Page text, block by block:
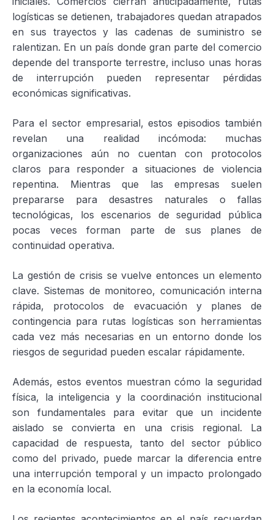
logísticas se detienen, trabajadores quedan atrapados
en sus trayectos y las cadenas de suministro se
ralentizan. En un país donde gran parte del comercio
depende del transporte terrestre, incluso unas horas
de interrupción pueden representar pérdidas
económicas significativas.
Para el sector empresarial, estos episodios también
revelan una realidad incómoda: muchas
organizaciones aún no cuentan con protocolos
claros para responder a situaciones de violencia
repentina. Mientras que las empresas suelen
prepararse para desastres naturales o fallas
tecnológicas, los escenarios de seguridad pública
pocas veces forman parte de sus planes de
continuidad operativa.
La gestión de crisis se vuelve entonces un elemento
clave. Sistemas de monitoreo, comunicación interna
rápida, protocolos de evacuación y planes de
contingencia para rutas logísticas son herramientas
cada vez más necesarias en un entorno donde los
riesgos de seguridad pueden escalar rápidamente.
Además, estos eventos muestran cómo la seguridad
física, la inteligencia y la coordinación institucional
son fundamentales para evitar que un incidente
aislado se convierta en una crisis regional. La
capacidad de respuesta, tanto del sector público
como del privado, puede marcar la diferencia entre
una interrupción temporal y un impacto prolongado
en la economía local.